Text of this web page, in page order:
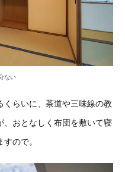
ない
らいに、茶道や三味線の教
、おとなしく布団を敷いて寝
ので。